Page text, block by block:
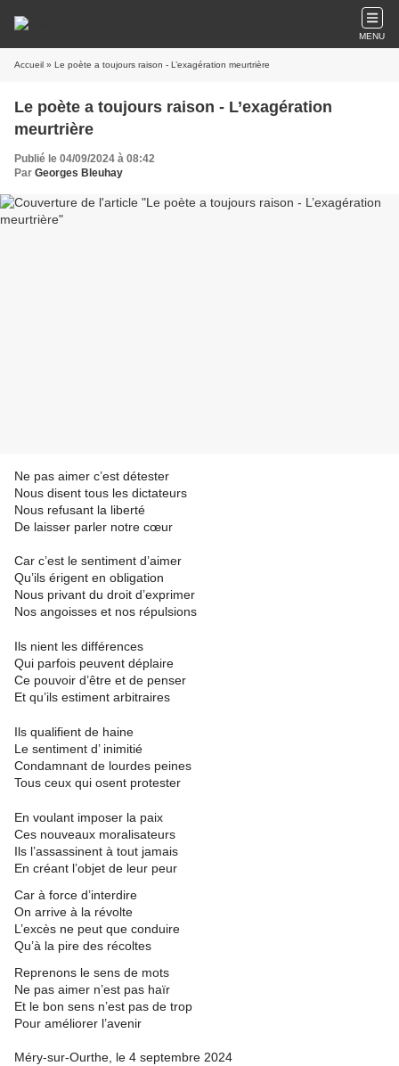
MENU
Accueil » Le poète a toujours raison - L’exagération meurtrière
Le poète a toujours raison - L’exagération
meurtrière
Publié le 04/09/2024 à 08:42
Par Georges Bleuhay
Ne pas aimer c’est détester
Nous disent tous les dictateurs
Nous refusant la liberté
De laisser parler notre cœur
Car c’est le sentiment d’aimer
Qu’ils érigent en obligation
Nous privant du droit d’exprimer
Nos angoisses et nos répulsions
Ils nient les différences
Qui parfois peuvent déplaire
Ce pouvoir d’être et de penser
Et qu’ils estiment arbitraires
Ils qualifient de haine
Le sentiment d’ inimitié
Condamnant de lourdes peines
Tous ceux qui osent protester
En voulant imposer la paix
Ces nouveaux moralisateurs
Ils l’assassinent à tout jamais
En créant l’objet de leur peur
Car à force d’interdire
On arrive à la révolte
L’excès ne peut que conduire
Qu’à la pire des récoltes
Reprenons le sens de mots
Ne pas aimer n’est pas haïr
Et le bon sens n’est pas de trop
Pour améliorer l’avenir
Méry-sur-Ourthe, le 4 septembre 2024